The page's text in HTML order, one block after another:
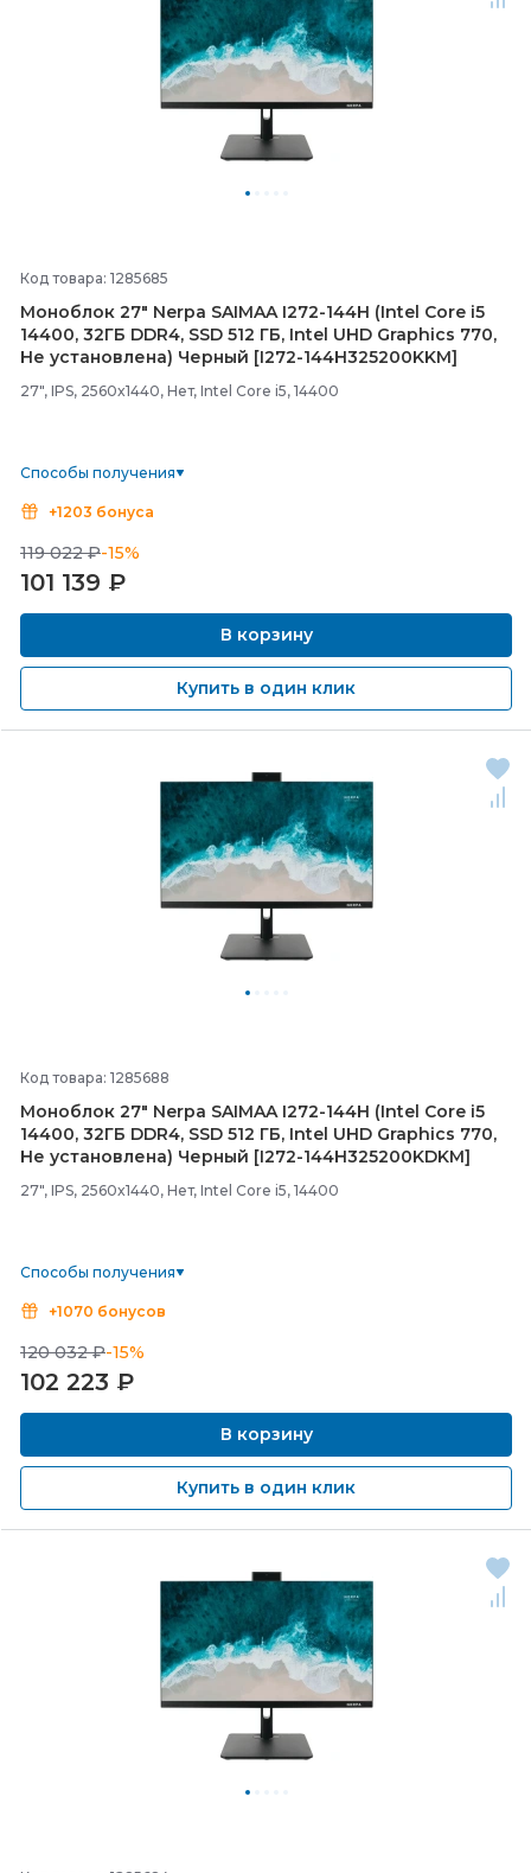
Код товара: 1285685
Моноблок 27" Nerpa SAIMAA I272-144H (Intel Core i5
14400, 32ГБ DDR4, SSD 512 ГБ, Intel UHD Graphics 770,
Не установлена) Черный [I272-144H325200KKM]
27", IPS, 2560x1440, Нет, Intel Core i5, 14400
Способы получения
+1203 бонуса
119 022 ₽-15%
101 139 ₽
В корзину
Купить в один клик
Код товара: 1285688
Моноблок 27" Nerpa SAIMAA I272-144H (Intel Core i5
14400, 32ГБ DDR4, SSD 512 ГБ, Intel UHD Graphics 770,
Не установлена) Черный [I272-144H325200KDKM]
27", IPS, 2560x1440, Нет, Intel Core i5, 14400
Способы получения
+1070 бонусов
120 032 ₽-15%
102 223 ₽
В корзину
Купить в один клик